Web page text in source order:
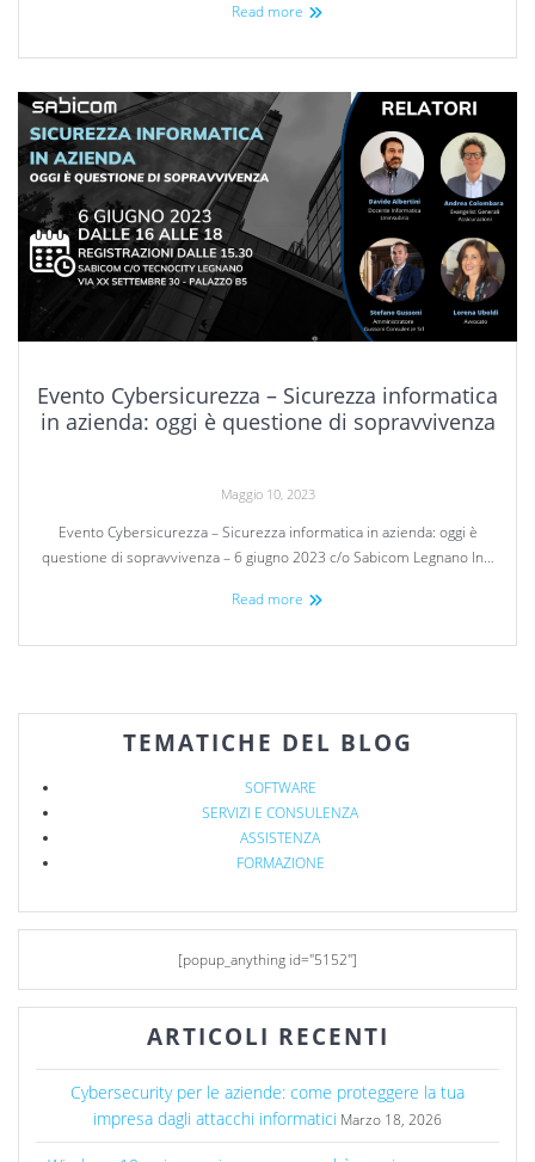
Read more
Evento Cybersicurezza – Sicurezza informatica
in azienda: oggi è questione di sopravvivenza
Maggio 10, 2023
Evento Cybersicurezza – Sicurezza informatica in azienda: oggi è
questione di sopravvivenza – 6 giugno 2023 c/o Sabicom Legnano In…
Read more
TEMATICHE DEL BLOG
SOFTWARE
SERVIZI E CONSULENZA
ASSISTENZA
FORMAZIONE
[popup_anything id="5152"]
ARTICOLI RECENTI
Cybersecurity per le aziende: come proteggere la tua
impresa dagli attacchi informatici Marzo 18, 2026